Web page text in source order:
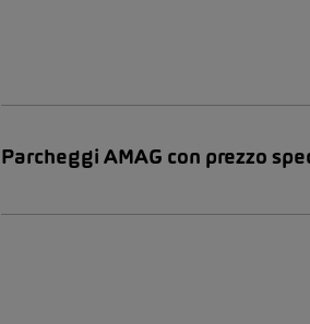
Parcheggi AMAG con prezzo